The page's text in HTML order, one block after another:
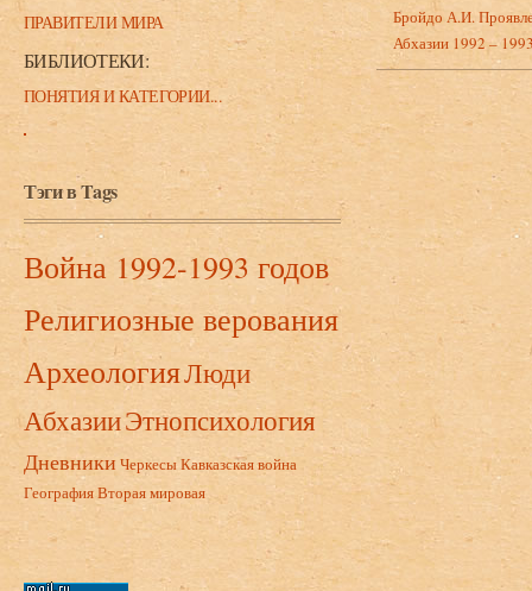
ПРАВИТЕЛИ МИРА
БИБЛИОТЕКИ:
ПОНЯТИЯ И КАТЕГОРИИ...
Тэги в Tags
Война 1992-1993 годов
Религиозные верования
АрхеологияЛюди
АбхазииЭтнопсихология
Дневники ЧеркесыКавказская война
ГеографияВторая мировая
Бройдо А.И.
Абхазии 1992 –